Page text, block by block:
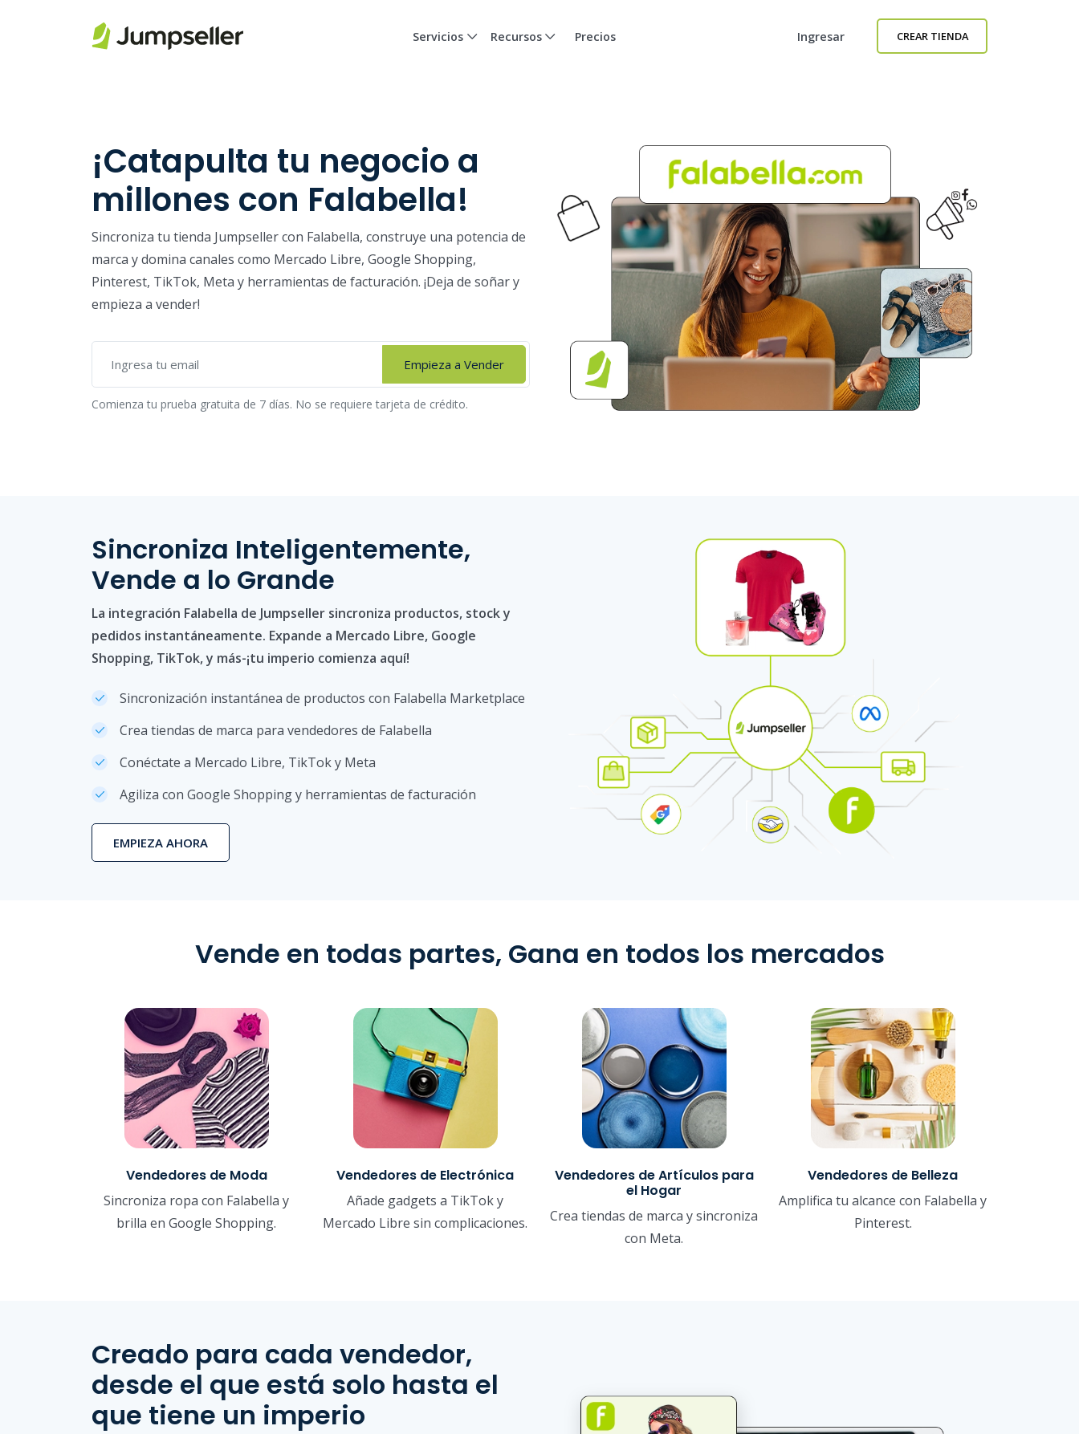
Servicios Recursos Precios Ingresar CREAR TIENDA
¡Catapulta tu negocio a
millones con Falabella!
Sincroniza tu tienda Jumpseller con Falabella, construye una potencia de
marca y domina canales como Mercado Libre, Google Shopping,
Pinterest, TikTok, Meta y herramientas de facturación. ¡Deja de soñar y
empieza a vender!
Empieza a Vender
Comienza tu prueba gratuita de 7 días. No se requiere tarjeta de crédito.
Sincroniza Inteligentemente,
Vende a lo Grande
La integración Falabella de Jumpseller sincroniza productos, stock y
pedidos instantáneamente. Expande a Mercado Libre, Google
Shopping, TikTok, y más-¡tu imperio comienza aquí!
Sincronización instantánea de productos con Falabella Marketplace
Crea tiendas de marca para vendedores de Falabella
Conéctate a Mercado Libre, TikTok y Meta
Agiliza con Google Shopping y herramientas de facturación
EMPIEZA AHORA
Vende en todas partes, Gana en todos los mercados
Vendedores de Moda
Sincroniza ropa con Falabella y
brilla en Google Shopping.
Vendedores de Electrónica
Añade gadgets a TikTok y
Mercado Libre sin complicaciones.
Vendedores de Artículos para
el Hogar
Crea tiendas de marca y sincroniza
con Meta.
Vendedores de Belleza
Amplifica tu alcance con Falabella y
Pinterest.
Creado para cada vendedor,
desde el que está solo hasta el
que tiene un imperio